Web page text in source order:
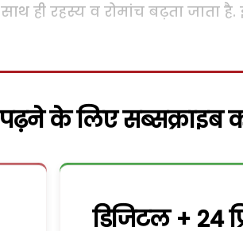
ही रहस्य व रोमांच बढ़ता जाता
के लिए सब्सक्राइब
डिजिटल + 24